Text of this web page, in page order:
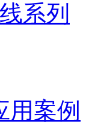
系列
用案例